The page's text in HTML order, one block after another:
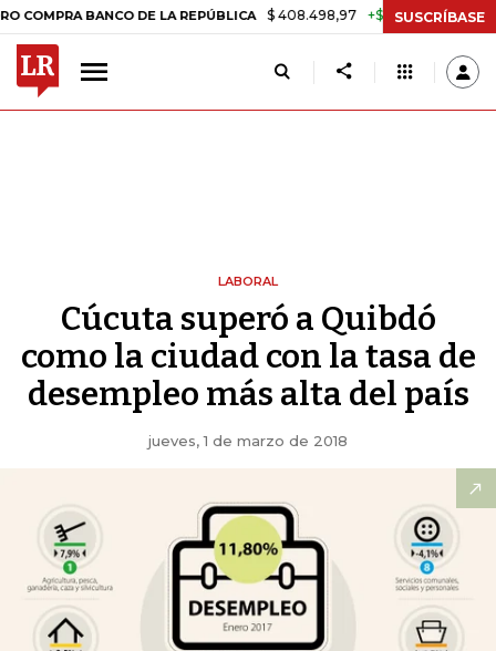
BANCO DE LA REPÚBLICA $ 408.498,97 +$ 8.753,81 +2,19%
SUSCRÍBASE
LABORAL
Cúcuta superó a Quibdó
como la ciudad con la tasa de
desempleo más alta del país
jueves, 1 de marzo de 2018